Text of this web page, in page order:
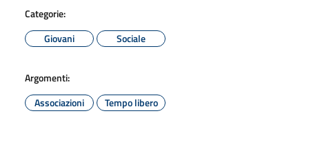
Categorie:
Giovani
Sociale
Argomenti:
Associazioni
Tempo libero